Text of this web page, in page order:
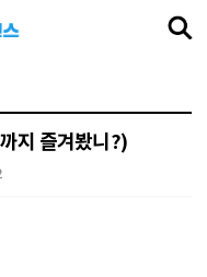
지 즐겨봤니?)